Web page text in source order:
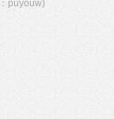
puyouw)